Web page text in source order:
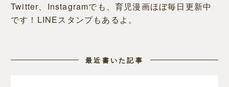
Twitter、Instagramでも、育児漫画ほぼ毎日更新中
です！LINEスタンプもあるよ。
最近書いた記事